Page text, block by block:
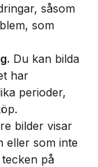
såsom
som
Du kan bilda
har
perioder,
bilder visar
eller som inte
på